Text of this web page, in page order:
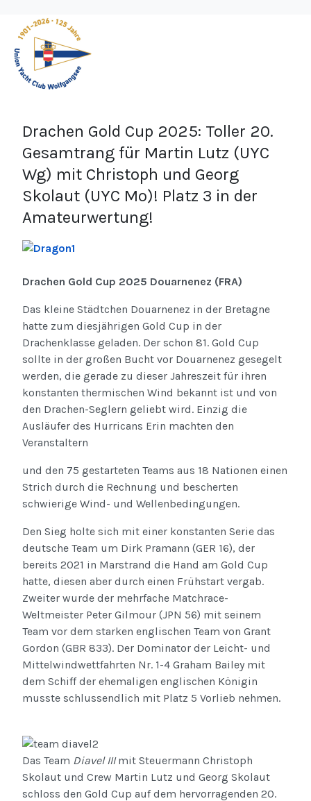
Drachen Gold Cup 2025: Toller 20.
Gesamtrang für Martin Lutz (UYC
Wg) mit Christoph und Georg
Skolaut (UYC Mo)! Platz 3 in der
Amateurwertung!
Drachen Gold Cup 2025 Douarnenez (FRA)
Das kleine Städtchen Douarnenez in der Bretagne
hatte zum diesjährigen Gold Cup in der
Drachenklasse geladen. Der schon 81. Gold Cup
sollte in der großen Bucht vor Douarnenez gesegelt
werden, die gerade zu dieser Jahreszeit für ihren
konstanten thermischen Wind bekannt ist und von
den Drachen-Seglern geliebt wird. Einzig die
Ausläufer des Hurricans Erin machten den
Veranstaltern
und den 75 gestarteten Teams aus 18 Nationen einen
Strich durch die Rechnung und bescherten
schwierige Wind- und Wellenbedingungen.
Den Sieg holte sich mit einer konstanten Serie das
deutsche Team um Dirk Pramann (GER 16), der
bereits 2021 in Marstrand die Hand am Gold Cup
hatte, diesen aber durch einen Frühstart vergab.
Zweiter wurde der mehrfache Matchrace-
Weltmeister Peter Gilmour (JPN 56) mit seinem
Team vor dem starken englischen Team von Grant
Gordon (GBR 833). Der Dominator der Leicht- und
Mittelwindwettfahrten Nr. 1-4 Graham Bailey mit
dem Schiff der ehemaligen englischen Königin
musste schlussendlich mit Platz 5 Vorlieb nehmen.
Das Team Diavel IIImit Steuermann Christoph
Skolaut und Crew Martin Lutz und Georg Skolaut
schloss den Gold Cup auf dem hervorragenden 20.